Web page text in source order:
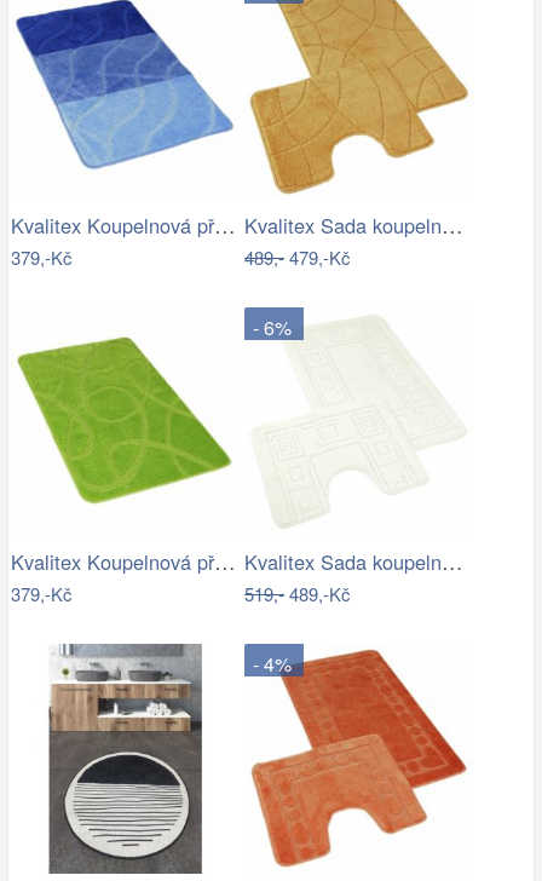
Kvalitex Koupelnová předložka Vlny…
379,-Kč
Kvalitex Sada koupelnových předložek…
489,-479,-Kč
Kvalitex Koupelnová předložka Elipsy…
379,-Kč
- 6%
Kvalitex Sada koupelnových předložek…
519,-489,-Kč
- 4%